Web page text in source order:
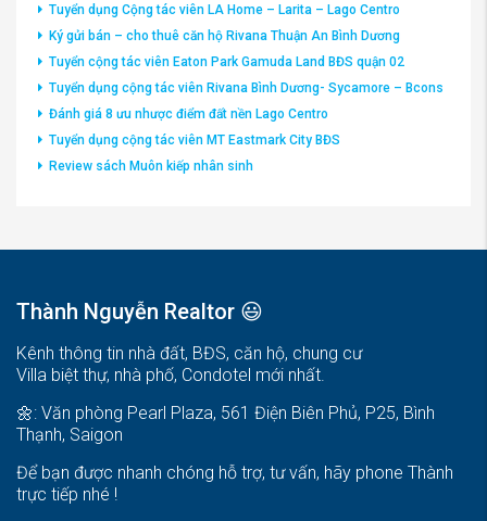
Tuyển dụng Cộng tác viên LA Home – Larita – Lago Centro
Ký gửi bán – cho thuê căn hộ Rivana Thuận An Bình Dương
Tuyển cộng tác viên Eaton Park Gamuda Land BĐS quận 02
Tuyển dụng cộng tác viên Rivana Bình Dương- Sycamore – Bcons
Đánh giá 8 ưu nhược điểm đất nền Lago Centro
Tuyển dụng cộng tác viên MT Eastmark City BĐS
Review sách Muôn kiếp nhân sinh
Thành Nguyễn Realtor 😃
Kênh thông tin nhà đất, BĐS, căn hộ, chung cư
Villa biệt thự, nhà phố, Condotel mới nhất.
🌼: Văn phòng Pearl Plaza, 561 Điện Biên Phủ, P25, Bình
Thạnh, Saigon
Để bạn được nhanh chóng hỗ trợ, tư vấn, hãy phone Thành
trực tiếp nhé !